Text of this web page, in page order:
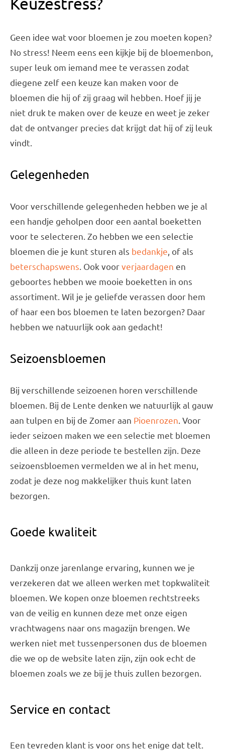
Geen idee wat voor bloemen je zou moeten kopen?
No stress! Neem eens een kijkje bij de bloemenbon,
super leuk om iemand mee te verassen zodat
diegene zelf een keuze kan maken voor de
bloemen die hij of zij graag wil hebben. Hoef jij je
niet druk te maken over de keuze en weet je zeker
dat de ontvanger precies dat krijgt dat hij of zij leuk
vindt.
Gelegenheden
Voor verschillende gelegenheden hebben we je al
een handje geholpen door een aantal boeketten
voor te selecteren. Zo hebben we een selectie
bloemen die je kunt sturen als bedankje, of als
beterschapswens. Ook voorverjaardagen en
geboortes hebben we mooie boeketten in ons
assortiment. Wil je je geliefde verassen door hem
of haar een bos bloemen te laten bezorgen? Daar
hebben we natuurlijk ook aan gedacht!
Seizoensbloemen
Bij verschillende seizoenen horen verschillende
bloemen. Bij de Lente denken we natuurlijk al gauw
aan tulpen en bij de Zomer aan Pioenrozen . Voor
ieder seizoen maken we een selectie met bloemen
die alleen in deze periode te bestellen zijn. Deze
seizoensbloemen vermelden we al in het menu,
zodat je deze nog makkelijker thuis kunt laten
bezorgen.
Goede kwaliteit
Dankzij onze jarenlange ervaring, kunnen we je
verzekeren dat we alleen werken met topkwaliteit
bloemen. We kopen onze bloemen rechtstreeks
van de veilig en kunnen deze met onze eigen
vrachtwagens naar ons magazijn brengen. We
werken niet met tussenpersonen dus de bloemen
die we op de website laten zijn, zijn ook echt de
bloemen zoals we ze bij je thuis zullen bezorgen.
Service en contact
Een tevreden klant is voor ons het enige dat telt.